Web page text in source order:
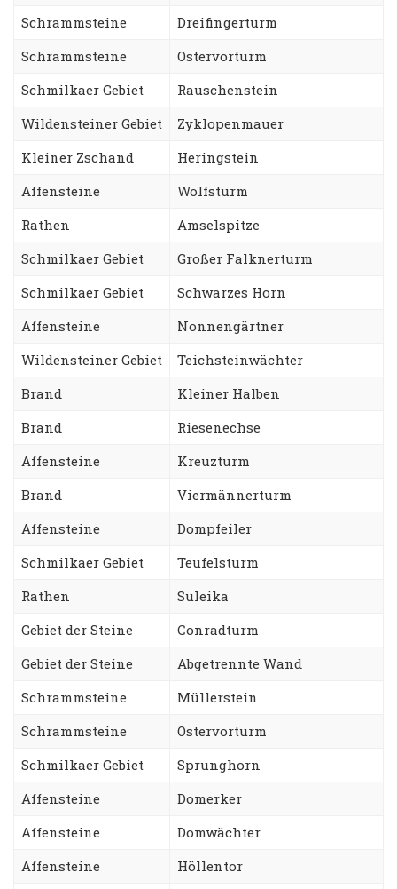
Schrammsteine
Dreifingerturm
Schrammsteine
Ostervorturm
Schmilkaer Gebiet
Rauschenstein
Wildensteiner Gebiet
Zyklopenmauer
Kleiner Zschand
Heringstein
Affensteine
Wolfsturm
Rathen
Amselspitze
Schmilkaer Gebiet
Großer Falknerturm
Schmilkaer Gebiet
Schwarzes Horn
Affensteine
Nonnengärtner
Wildensteiner Gebiet
Teichsteinwächter
Brand
Kleiner Halben
Brand
Riesenechse
Affensteine
Kreuzturm
Brand
Viermännerturm
Affensteine
Dompfeiler
Schmilkaer Gebiet
Teufelsturm
Rathen
Suleika
Gebiet der Steine
Conradturm
Gebiet der Steine
Abgetrennte Wand
Schrammsteine
Müllerstein
Schrammsteine
Ostervorturm
Schmilkaer Gebiet
Sprunghorn
Affensteine
Domerker
Affensteine
Domwächter
Affensteine
Höllentor